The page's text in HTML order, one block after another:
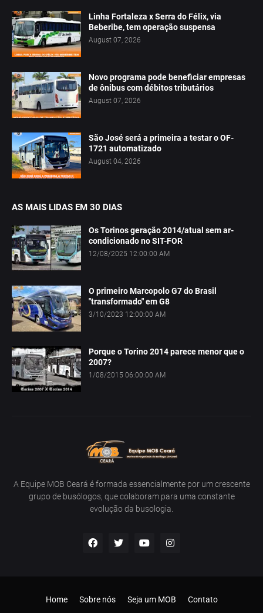
Linha Fortaleza x Serra do Félix, via
Beberibe, tem operação suspensa
August 07, 2026
Novo programa pode beneficiar empresas
de ônibus com débitos tributários
August 07, 2026
São José será a primeira a testar o OF-
1721 automatizado
August 04, 2026
AS MAIS LIDAS EM 30 DIAS
Os Torinos geração 2014/atual sem ar-
condicionado no SIT-FOR
12/08/2025 12:00:00 AM
O primeiro Marcopolo G7 do Brasil
"transformado" em G8
3/10/2023 12:00:00 AM
Porque o Torino 2014 parece menor que o
2007?
1/08/2015 06:00:00 AM
A Equipe MOB Ceará é formada essencialmente por um crescente
grupo de busólogos, que colaboram para uma constante
evolução da busologia.
Home Sobre nós Seja um MOB Contato